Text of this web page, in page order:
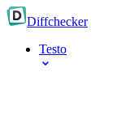
Diffchecker
Testo